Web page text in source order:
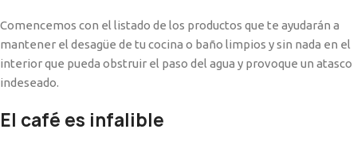
Comencemos con el listado de los productos que te ayudarán a
mantener el desagüe de tu cocina o baño limpios y sin nada en el
interior que pueda obstruir el paso del agua y provoque un atasco
indeseado.
El café es infalible